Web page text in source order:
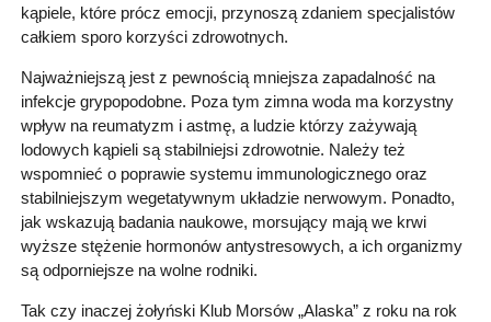
kąpiele, które prócz emocji, przynoszą zdaniem specjalistów
całkiem sporo korzyści zdrowotnych.
Najważniejszą jest z pewnością mniejsza zapadalność na
infekcje grypopodobne. Poza tym zimna woda ma korzystny
wpływ na reumatyzm i astmę, a ludzie którzy zażywają
lodowych kąpieli są stabilniejsi zdrowotnie. Należy też
wspomnieć o poprawie systemu immunologicznego oraz
stabilniejszym wegetatywnym układzie nerwowym. Ponadto,
jak wskazują badania naukowe, morsujący mają we krwi
wyższe stężenie hormonów antystresowych, a ich organizmy
są odporniejsze na wolne rodniki.
Tak czy inaczej żołyński Klub Morsów „Alaska” z roku na rok